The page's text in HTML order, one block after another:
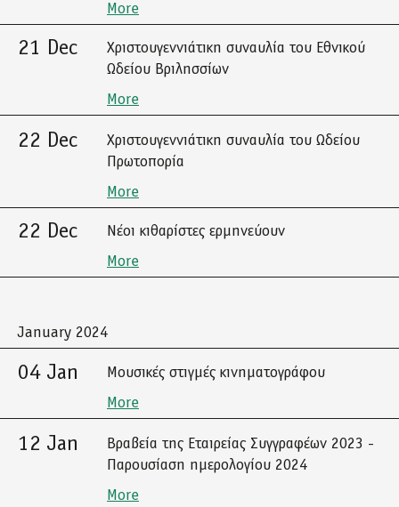
More
21 Dec
Χριστουγεννιάτικη συναυλία του Εθνικού
Ωδείου Βριλησσίων
More
22 Dec
Χριστουγεννιάτικη συναυλία του Ωδείου
Πρωτοπορία
More
22 Dec
Νέοι κιθαρίστες ερμηνεύουν
More
January 2024
04 Jan
Μουσικές στιγμές κινηματογράφου
More
12 Jan
Βραβεία της Εταιρείας Συγγραφέων 2023 -
Παρουσίαση ημερολογίου 2024
More